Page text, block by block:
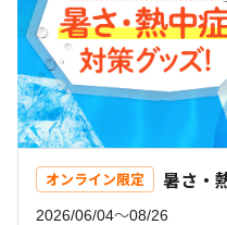
オンライン限定 暑さ・
2026/06/04〜08/26